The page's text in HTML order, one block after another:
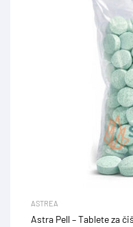
ASTREA
Astra Pell – Tablete za